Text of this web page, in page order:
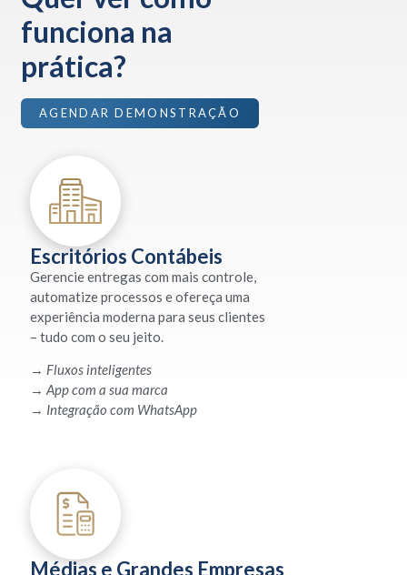
funciona na
prática?
AGENDAR DEMONSTRAÇÃO
Escritórios Contábeis
Gerencie entregas com mais controle,
automatize processos e ofereça uma
experiência moderna para seus clientes
– tudo com o seu jeito.
→ Fluxos inteligentes
→ App com a sua marca
→ Integração com WhatsApp
Médias e Grandes Empresas